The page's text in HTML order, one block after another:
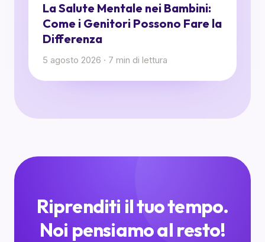
La Salute Mentale nei Bambini:
Come i Genitori Possono Fare la
Differenza
5 agosto 2026 · 7 min di lettura
Riprenditi il tuo tempo.
Noi pensiamo al resto!